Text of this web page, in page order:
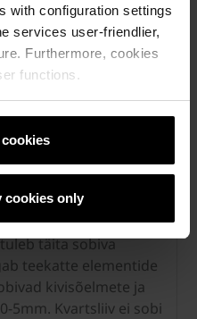
with configuration settings
services user-friendlier,
Furthermore, cookies
functions.
cookies only
täita sobiva
teekatte elementide
kivisõelmete ja
5mm. Kvartsliiv ei sobi